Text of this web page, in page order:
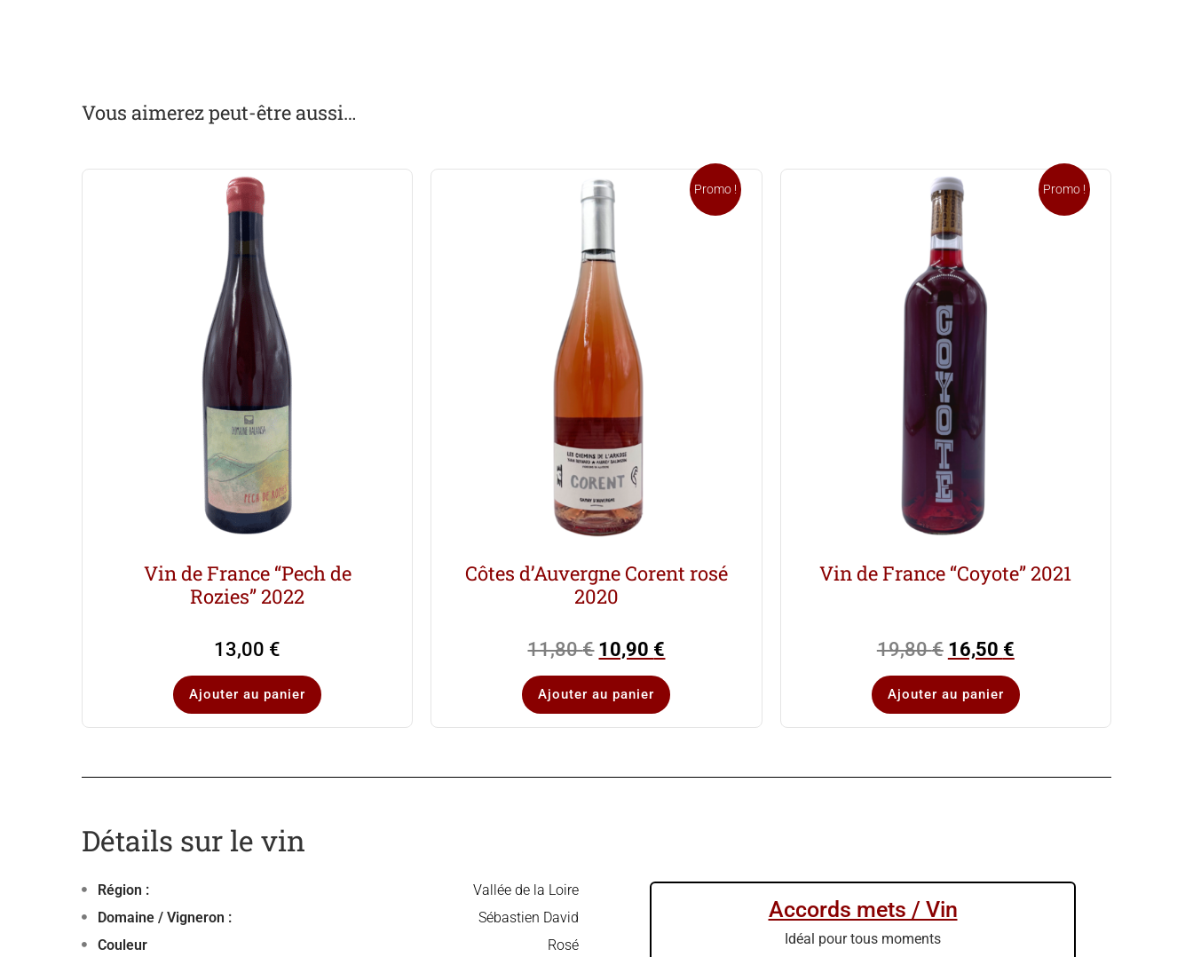
Vous aimerez peut-être aussi…
Vin de France “Pech de
Rozies” 2022
13,00 €
Ajouter au panier
Promo !
Côtes d’Auvergne Corent rosé
2020
11,80€ 10,90 €
Ajouter au panier
Promo !
Vin de France “Coyote” 2021
19,80€ 16,50 €
Ajouter au panier
Détails sur le vin
Région :
Vallée de la Loire
Domaine / Vigneron :
Sébastien David
Couleur
Rosé
Accords mets / Vin
Idéal pour tous moments